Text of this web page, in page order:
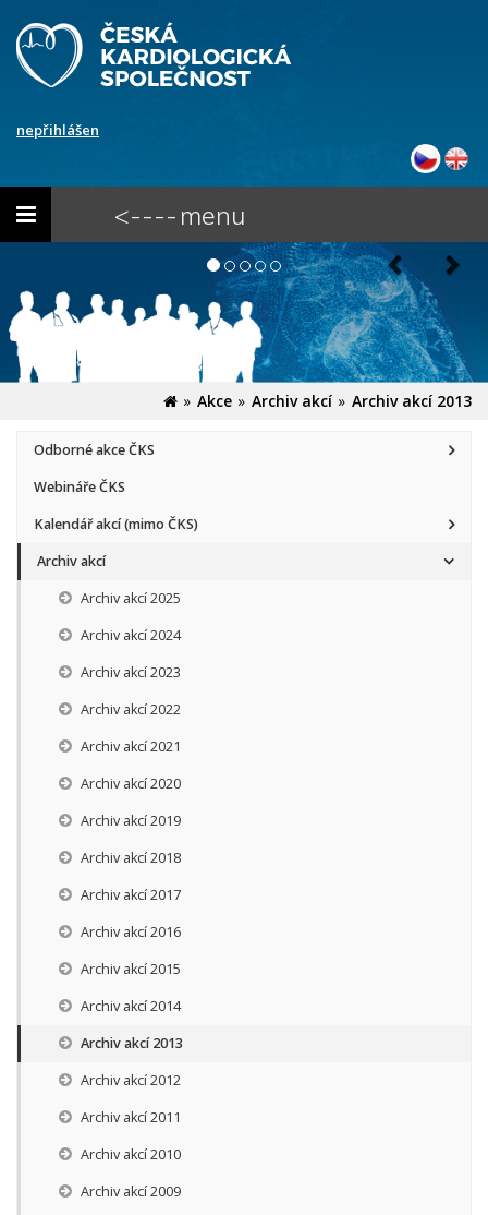
nepřihlášen
Toggle
<---- menu
Akce Archiv akcí Archiv akcí 2013
Odborné akce ČKS
Webináře ČKS
Kalendář akcí (mimo ČKS)
Archiv akcí
Archiv akcí 2025
Archiv akcí 2024
Archiv akcí 2023
Archiv akcí 2022
Archiv akcí 2021
Archiv akcí 2020
Archiv akcí 2019
Archiv akcí 2018
Archiv akcí 2017
Archiv akcí 2016
Archiv akcí 2015
Archiv akcí 2014
Archiv akcí 2013
Archiv akcí 2012
Archiv akcí 2011
Archiv akcí 2010
Archiv akcí 2009